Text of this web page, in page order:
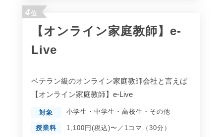
4位
【オンライン家庭教師】e-
Live
ベテラン級のオンライン家庭教師会社と言えば
【オンライン家庭教師】e-Live
対象 小学生 ・ 中学生 ・ 高校生 ・ その他
授業料 1,100円(税込)〜／1コマ（30分）